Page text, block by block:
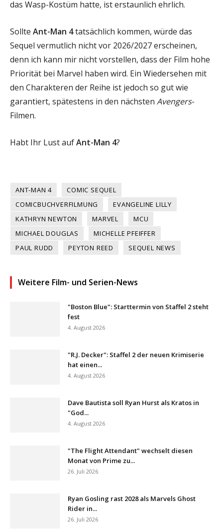
das Wasp-Kostüm hatte, ist erstaunlich ehrlich.
Sollte Ant-Man 4tatsächlich kommen, würde das
Sequel vermutlich nicht vor 2026/2027 erscheinen,
denn ich kann mir nicht vorstellen, dass der Film hohe
Priorität bei Marvel haben wird. Ein Wiedersehen mit
den Charakteren der Reihe ist jedoch so gut wie
garantiert, spätestens in den nächsten Avengers-
Filmen.
Habt Ihr Lust aufAnt-Man 4?
ANT-MAN 4
COMIC SEQUEL
COMICBUCHVERFILMUNG
EVANGELINE LILLY
KATHRYN NEWTON
MARVEL
MCU
MICHAEL DOUGLAS
MICHELLE PFEIFFER
PAUL RUDD
PEYTON REED SEQUEL NEWS
Weitere Film- und Serien-News
"Boston Blue": Starttermin von Staffel 2 steht
fest
4. August 2026
"R.J. Decker": Staffel 2 der neuen Krimiserie
hat einen...
4. August 2026
Dave Bautista soll Ryan Hurst als Kratos in
"God...
4. August 2026
"The Flight Attendant" wechselt diesen
Monat von Prime zu...
26. Juli 2026
Ryan Gosling rast 2028 als Marvels Ghost
Rider in...
26. Juli 2026